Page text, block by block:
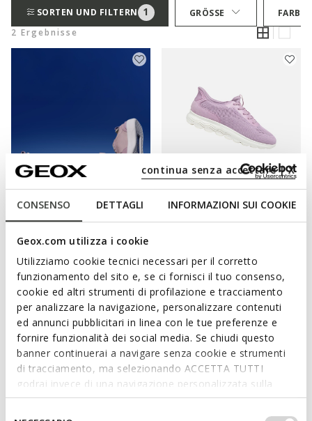
CONSENSO DETTAGLI INFORMAZIONI SUI COOKIE
Geox.com utilizza i cookie
Utilizziamo cookie tecnici necessari per il corretto
funzionamento del sito e, se ci fornisci il tuo consenso,
cookie ed altri strumenti di profilazione e tracciamento
per analizzare la navigazione, personalizzare contenuti
ed annunci pubblicitari in linea con le tue preferenze e
fornire funzionalità dei social media. Se chiudi questo
banner continuerai a navigare senza cookie e strumenti
di tracciamento, ma selezionando ACCETTA TUTTI
godrai invece di una navigazione personalizzata sulla
base dei tuoi gusti ed interessi. Selezionando
IMPOSTAZIONI potrai anche scegliere quali cookies ed
continua senza accettare | X
SORTEN UND FILTERN 1 GRÖSSE
FARBE
2 Ergebnisse
BLUE TOUCH
€64,80
5 FARBEN
Price reduced from
€135,00 Listenpreis
-52%
€66,15 Vorheriger preis -2%
FAST IN SYSTEM
Price reduced from
€110,00 Listenpreis
-32%
€75,90Vorheriger preis -1%
DER GESAMTE TRAGEKOMFORT DER
SNEAKERS VON GEOX